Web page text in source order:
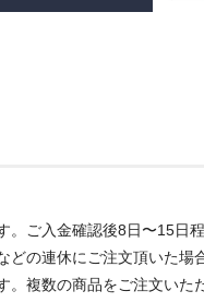
。ご入金確認後8日〜15日
どの連休にご注文頂いた場
。複数の商品をご注文いた